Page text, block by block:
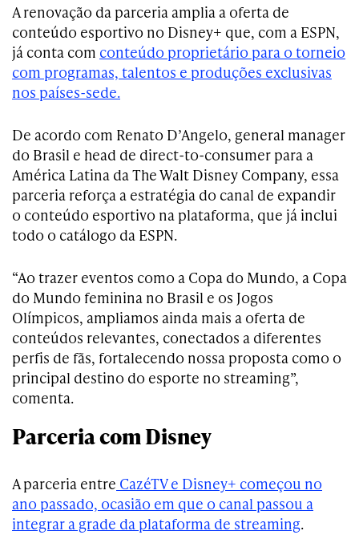
A renovação da parceria amplia a oferta de
conteúdo esportivo no Disney+ que, com a ESPN,
já conta com conteúdo proprietário para o torneio
com programas, talentos e produções exclusivas
nos países-sede.
De acordo com Renato D’Angelo, general manager
do Brasil e head de direct-to-consumer para a
América Latina da The Walt Disney Company, essa
parceria reforça a estratégia do canal de expandir
o conteúdo esportivo na plataforma, que já inclui
todo o catálogo da ESPN.
“Ao trazer eventos como a Copa do Mundo, a Copa
do Mundo feminina no Brasil e os Jogos
Olímpicos, ampliamos ainda mais a oferta de
conteúdos relevantes, conectados a diferentes
perfis de fãs, fortalecendo nossa proposta como o
principal destino do esporte no streaming”,
comenta.
Parceria com Disney
A parceria entre CazéTV e Disney+ começou no
ano passado, ocasião em que o canal passou a
integrar a grade da plataforma de streaming.